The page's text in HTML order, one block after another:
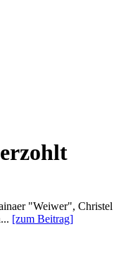
"Weiwer", Christel
[zum Beitrag]